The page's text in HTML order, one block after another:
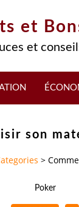
et
et
son
>
Poker